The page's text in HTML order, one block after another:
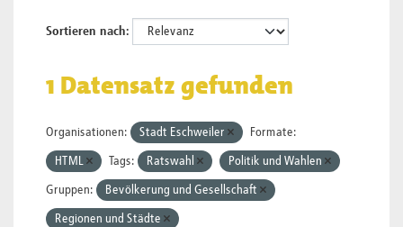
Sortieren nach
1 Datensatz gefunden
Organisationen: Stadt Eschweiler Formate:
HTML Tags: Ratswahl Politik und Wahlen
Gruppen: Bevölkerung und Gesellschaft
Regionen und Städte